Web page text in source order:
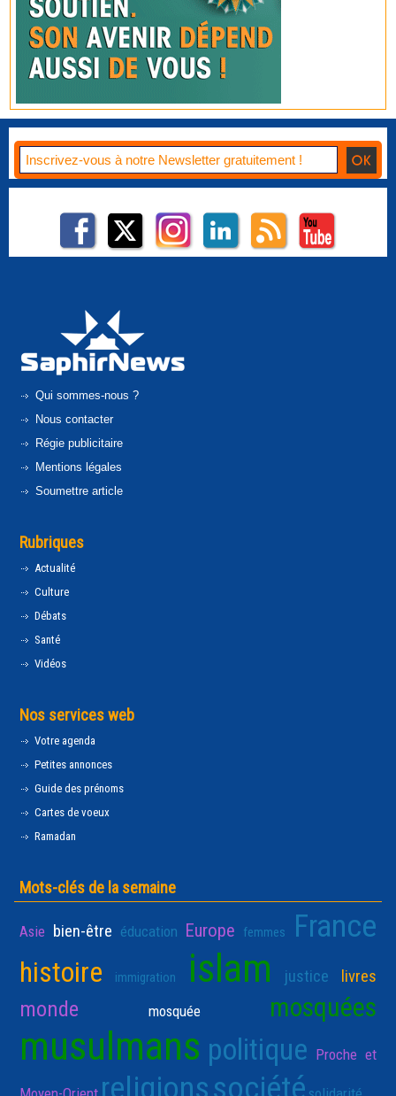
Qui sommes-nous ?
Nous contacter
Régie publicitaire
Mentions légales
Soumettre article
Rubriques
Actualité
Culture
Débats
Santé
Vidéos
Nos services web
Votre agenda
Petites annonces
Guide des prénoms
Cartes de voeux
Ramadan
Mots-clés de la semaine
Asie bien-être éducation Europe femmes France
histoire immigration islam justice livres
monde mosquée mosquées
musulmans politique Proche et
religionssociété